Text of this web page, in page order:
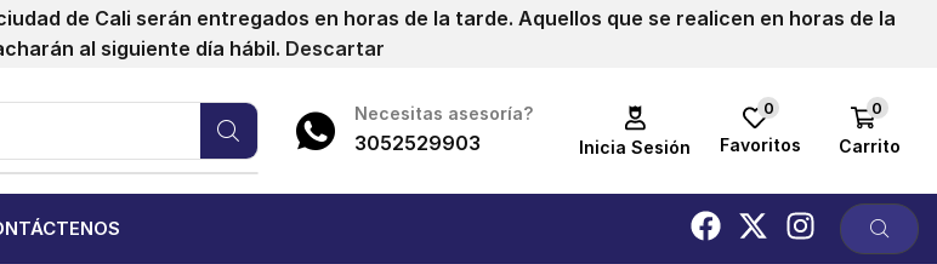
de Cali serán entregados en horas de la tarde. Aquellos que se realicen en horas de la
al siguiente día hábil. Descartar
Necesitas asesoría?
3052529903 Inicia Sesión
0
Favoritos
0
Carrito